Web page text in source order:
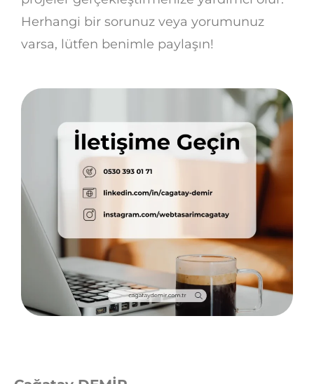
Herhangi bir sorunuz veya yorumunuz
varsa, lütfen benimle paylaşın!